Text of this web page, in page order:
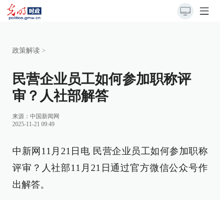
政策解读 >
民营企业员工如何参加职称评
审？人社部解答
来源： 中国新闻网
2025-11-21 09:49
中新网11月21日电 民营企业员工如何参加职称
评审？人社部11月21日通过官方微信公众号作
出解答。